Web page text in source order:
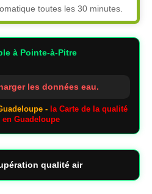
toutes les 30 minutes.
à Pointe-à-Pitre
les données eau.
- la Carte de la qualité
en Guadeloupe
qualité air